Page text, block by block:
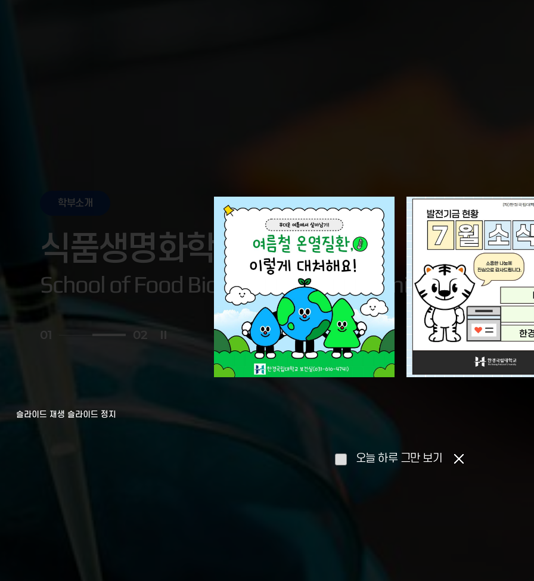
슬라이드 재생 슬라이드 정지
오늘 하루 그만 보기
학부소개
식품생명화학공학부
School of Food Biotechnology & Chemical
02 0